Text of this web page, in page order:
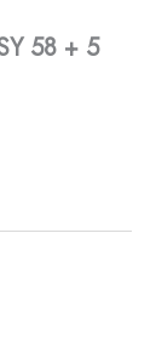
58 + 5